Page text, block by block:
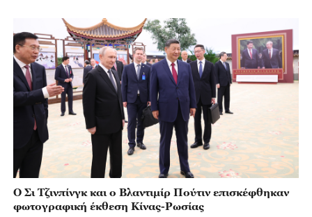
Ο Σι Τζινπίνγκ και ο Βλαντιμίρ Πούτιν επισκέφθηκαν
φωτογραφική έκθεση Κίνας-Ρωσίας